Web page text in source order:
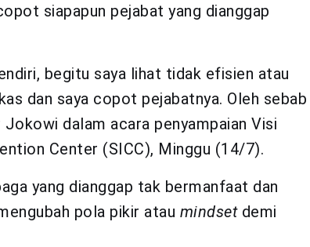
siapapun pejabat yang dianggap
begitu saya lihat tidak efisien atau
dan saya copot pejabatnya. Oleh sebab
dalam acara penyampaian Visi
Center (SICC), Minggu (14/7).
yang dianggap tak bermanfaat dan
pola pikir atau mindset demi